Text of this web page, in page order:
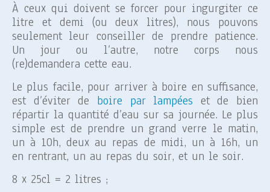
À ceux qui doivent se forcer pour ingurgiter ce
litre et demi (ou deux litres), nous pouvons
seulement leur conseiller de prendre patience.
Un jour ou l’autre, notre corps nous
(re)demandera cette eau.
Le plus facile, pour arriver à boire en suffisance,
est d’éviter de boire par lampées et de bien
répartir la quantité d’eau sur sa journée. Le plus
simple est de prendre un grand verre le matin,
un à 10h, deux au repas de midi, un à 16h, un
en rentrant, un au repas du soir, et un le soir.
8 x 25cl = 2 litres ;